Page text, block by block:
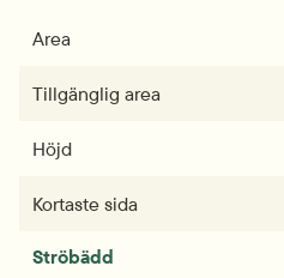
Area
Tillgänglig area
Höjd
Kortaste sida
Ströbädd